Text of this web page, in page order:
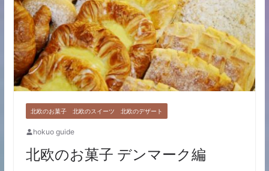
北欧のお菓子 北欧のスイーツ 北欧のデザート
hokuo guide
北欧のお菓子 デンマーク編